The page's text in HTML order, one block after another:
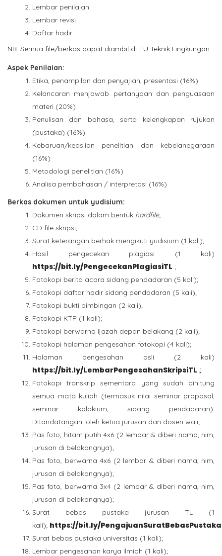
Lembar penilaian
Lembar revisi
Daftar hadir
NB: Semua file/berkas dapat diambil di TU Teknik Lingkungan
Aspek Penilaian:
Etika, penampilan dan penyajian, presentasi (16%)
Kelancaran menjawab pertanyaan dan penguasaan
materi (20%)
Penulisan dan bahasa, serta kelengkapan rujukan
(pustaka) (16%)
Kebaruan/keaslian penelitian dan kebelanegaraan
(16%)
Metodologi penelitian (16%)
Analisa pembahasan / interpretasi (16%)
Berkas dokumen untuk yudisium:
Dokumen skripsi dalam bentuk hardfile;
CD file skripsi;
Surat keterangan berhak mengikuti yudisium (1 kali);
Hasil pengecekan plagiasi (1 kali)
https://bit.ly/PengecekanPlagiasiTL ;
Fotokopi berita acara sidang pendadaran (5 kali);
Fotokopi daftar hadir sidang pendadaran (5 kali);
Fotokopi bukti bimbingan (2 kali);
Fotokopi KTP (1 kali);
Fotokopi berwarna Ijazah depan belakang (2 kali);
Fotokopi halaman pengesahan fotokopi (4 kali);
Halaman pengesahan asli (2 kali)
https://bit.ly/LembarPengesahanSkripsiTL ;
Fotokopi transkrip sementara yang sudah dihitung
semua mata kuliah (termasuk nilai seminar proposal,
seminar kolokium, sidang pendadaran).
Ditandatangani oleh ketua jurusan dan dosen wali;
Pas foto, hitam putih 4x6 (2 lembar & diberi nama, nim,
jurusan di belakangnya);
Pas foto, berwarna 4x6 (2 lembar & diberi nama, nim,
jurusan di belakangnya);
Pas foto, berwarna 3x4 (2 lembar & diberi nama, nim,
jurusan di belakangnya);
Surat bebas pustaka jurusan TL (1
kali); https://bit.ly/
Surat bebas pustaka universitas (1 kali);
Lembar pengesahan karya ilmiah (1 kali);